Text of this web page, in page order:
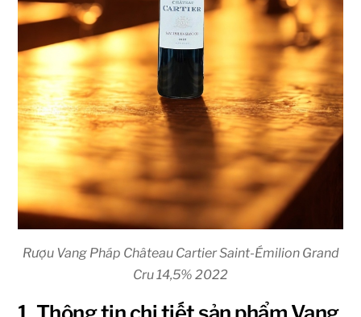
Rượu Vang Pháp Château Cartier Saint-Émilion Grand
Cru 14,5% 2022